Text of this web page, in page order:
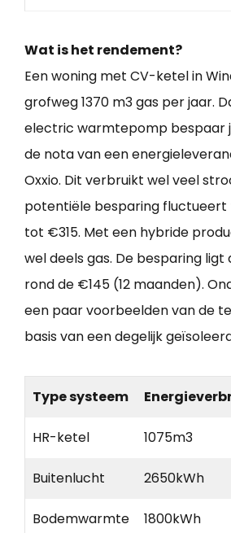
Wat is het rendement?
Een woning met CV-ketel in
grofweg 1370 m3 gas per jaar.
electric warmtepomp bespaar
de nota van een
Oxxio. Dit verbruikt wel veel
potentiële besparing fluctueert
tot €315. Met een hybride
wel deels gas. De besparing ligt
rond de €145 (12 maanden).
een paar voorbeelden van de
basis van een degelijk
Type systeem
HR-ketel 1075m3
Buitenlucht 2650kWh
Bodemwarmte 1800kWh